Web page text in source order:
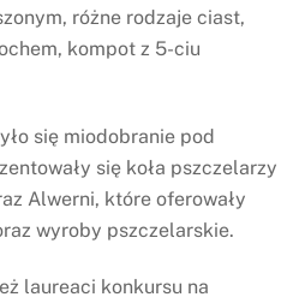
różne rodzaje ciast,
kompot z 5-ciu
się miodobranie pod
się koła pszczelarzy
Alwerni, które oferowały
wyroby pszczelarskie.
laureaci konkursu na